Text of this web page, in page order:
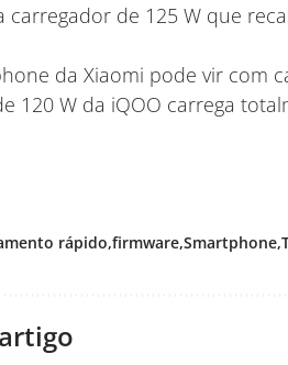
carregador de 125 W que
da Xiaomi pode vir com
120 W da iQOO carrega
rápido firmware Smartphone